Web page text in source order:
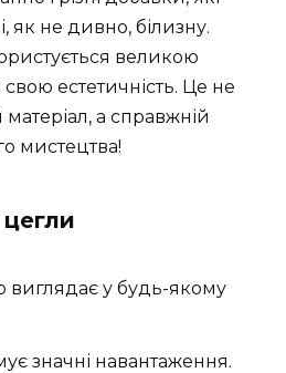
як не дивно, білизну.
великою
естетичність. Це не
а справжній
мистецтва!
цегли
виглядає у будь-якому
значні навантаження.